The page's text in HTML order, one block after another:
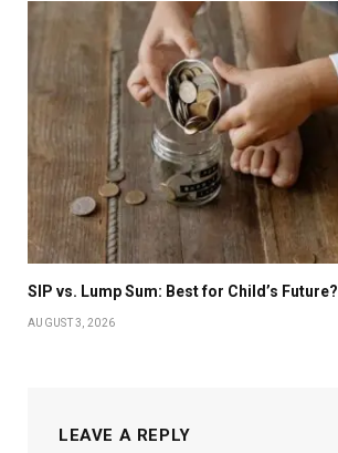
SIP vs. Lump Sum: Best for Child’s Future?
AUGUST 3, 2026
LEAVE A REPLY